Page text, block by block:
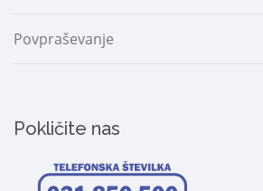
Povpraševanje
Pokličite nas